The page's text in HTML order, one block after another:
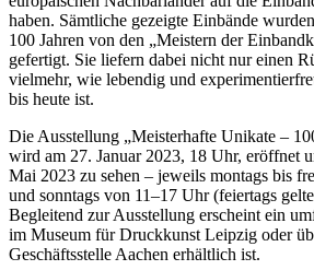
haben. Sämtliche gezeigte Einbände
100 Jahren von den „Meistern der
gefertigt. Sie liefern dabei nicht nur einen
vielmehr, wie lebendig und
bis heute ist.
Die Ausstellung „Meisterhafte Unikate –
wird am 27. Januar 2023, 18 Uhr, eröffnet
Mai 2023 zu sehen – jeweils montags bis
und sonntags von 11–17 Uhr (feiertags
Begleitend zur Ausstellung erscheint ein
im Museum für Druckkunst Leipzig oder
Geschäftsstelle Aachen erhältlich ist.